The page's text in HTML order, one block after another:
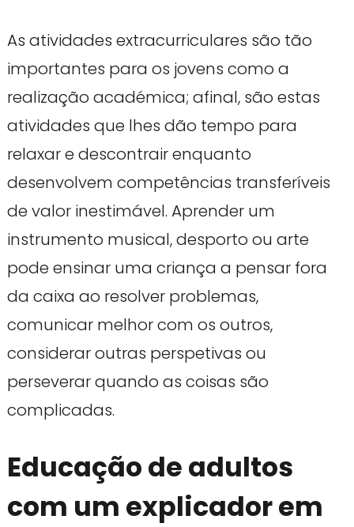
As atividades extracurriculares são tão
importantes para os jovens como a
realização académica; afinal, são estas
atividades que lhes dão tempo para
relaxar e descontrair enquanto
desenvolvem competências transferíveis
de valor inestimável. Aprender um
instrumento musical, desporto ou arte
pode ensinar uma criança a pensar fora
da caixa ao resolver problemas,
comunicar melhor com os outros,
considerar outras perspetivas ou
perseverar quando as coisas são
complicadas.
Educação de adultos
com um explicador em